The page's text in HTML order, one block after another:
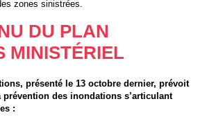
zones sinistrées.
DU PLAN
MINISTÉRIEL
présenté le 13 octobre dernier, prévoit
des inondations s’articulant
: